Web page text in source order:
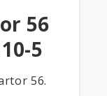
56
5
56.